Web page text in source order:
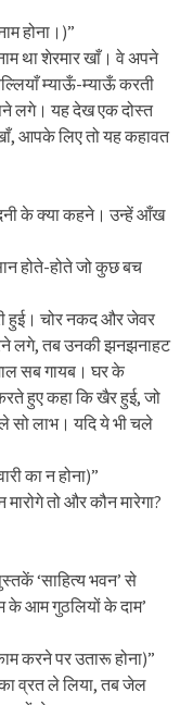
होना।)”
था शेरमार खाँ। वे अपने
म्याऊँ-म्याऊँ करती
लगे। यह देख एक दोस्त
आपके लिए तो यह कहावत
के क्या कहने। उन्हें आँख
होते-होते जो कुछ बच
हुई। चोर नकद और जेवर
लगे, तब उनकी झनझनाहट
सब गायब। घर के
हुए कहा कि खैर हुई, जो
सो लाभ। यदि ये भी चले
का न होना)”
तो और कौन मारेगा?
‘साहित्य भवन’ से
के आम गुठलियों के दाम’
करने पर उतारू होना)”
व्रत ले लिया, तब जेल